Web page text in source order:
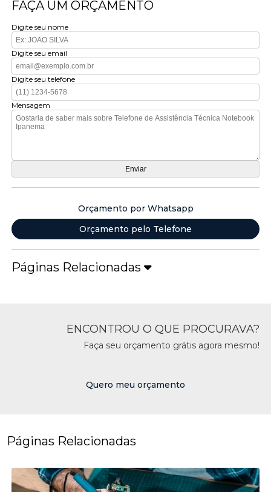
FAÇA UM ORÇAMENTO
Digite seu nome
Digite seu email
Digite seu telefone
Mensagem
Orçamento por Whatsapp
Orçamento pelo Telefone
Páginas Relacionadas
ENCONTROU O QUE PROCURAVA?
Faça seu orçamento grátis agora mesmo!
Quero meu orçamento
Páginas Relacionadas